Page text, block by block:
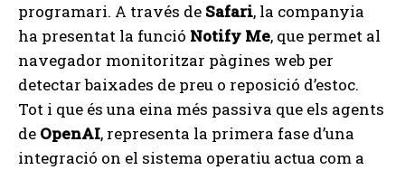
programari. A través de Safari, la companyia
ha presentat la funció Notify Me, que permet al
navegador monitoritzar pàgines web per
detectar baixades de preu o reposició d’estoc.
Tot i que és una eina més passiva que els agents
de OpenAI, representa la primera fase d’una
integració on el sistema operatiu actua com a